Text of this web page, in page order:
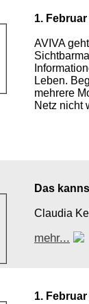
1.
AVIVA
Leben.
mehrere
Netz nicht
Das
Claudia
mehr...
1.